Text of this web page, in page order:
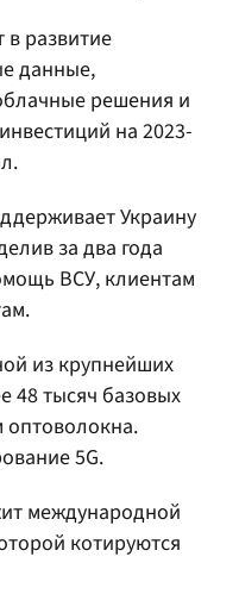
в развитие
данные,
решения и
на 2023-
Украину
за два года
ВСУ, клиентам
из крупнейших
48 тысяч базовых
оптоволокна.
5G.
международной
котируются